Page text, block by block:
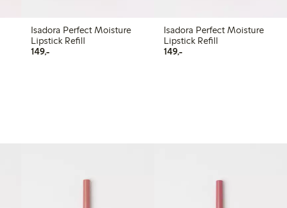
Isadora Perfect Moisture
Lipstick Refill
149,-149,00 kr
Isadora Perfect Moisture
Lipstick Refill
149,-149,00 kr